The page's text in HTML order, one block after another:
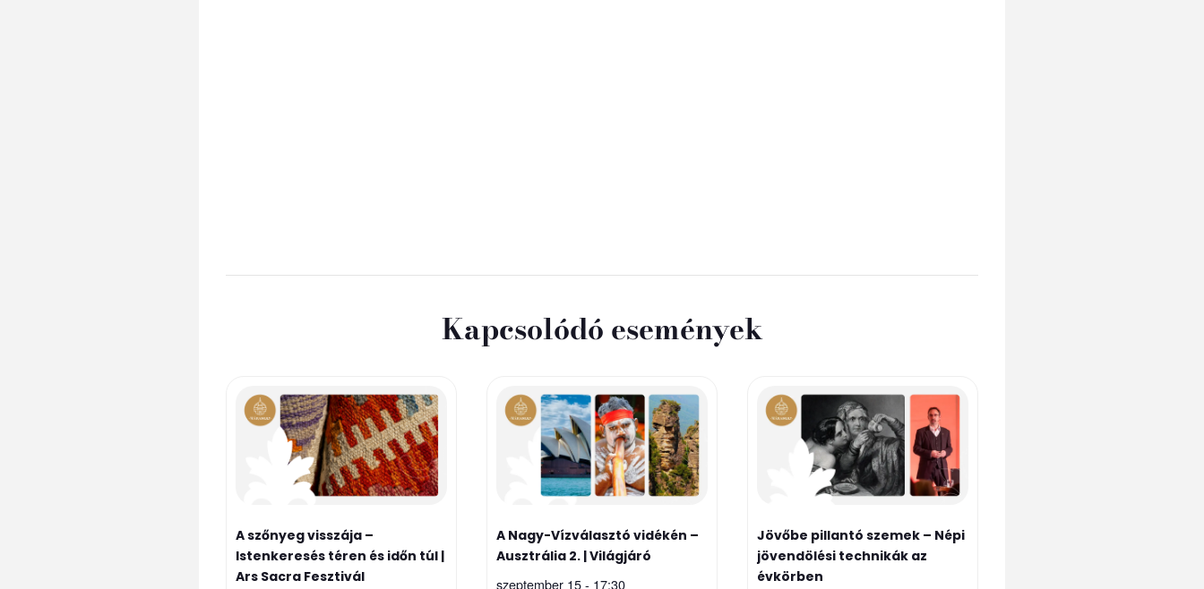
Kapcsolódó események
A szőnyeg visszája –
Istenkeresés téren és időn túl |
Ars Sacra Fesztivál
A Nagy-Vízválasztó vidékén –
Ausztrália 2. | Világjáró
szeptember 15 - 17:30
Jövőbe pillantó szemek – Népi
jövendölési technikák az
évkörben